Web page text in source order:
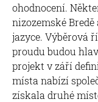
ohodnocení.
nizozemské
jazyce. Výběrová
proudu budou
projekt v září
místa nabízí
získala druhé